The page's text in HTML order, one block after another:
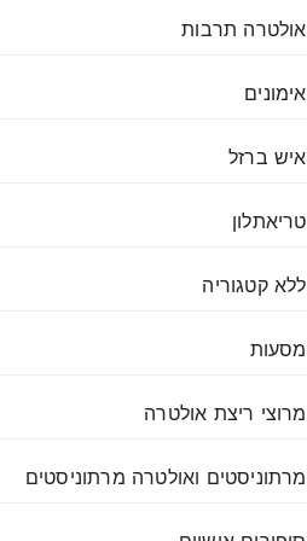
אולטרה תרבות
אימונים
איש ברזל
טריאתלון
ללא קטגוריה
מסעות
מרוצי ריצת אולטרה
מרתוניסטים ואולטרה מרתוניסטים